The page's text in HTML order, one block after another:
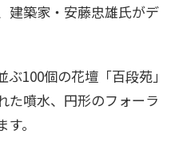
建築家・安藤忠雄氏がデ
100個の花壇「百段苑」
た噴水、円形のフォーラ
。